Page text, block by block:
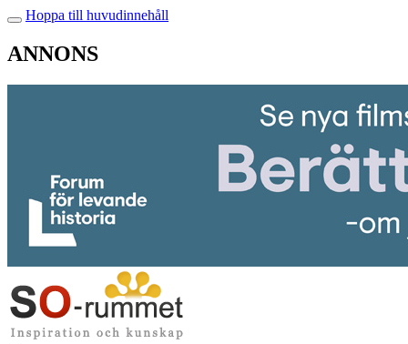
Hoppa till huvudinnehåll
ANNONS